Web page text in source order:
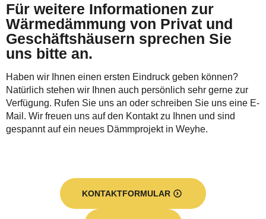
Für weitere Informationen zur
Wärmedämmung von Privat und
Geschäftshäusern sprechen Sie
uns bitte an.
Haben wir Ihnen einen ersten Eindruck geben können?
Natürlich stehen wir Ihnen auch persönlich sehr gerne zur
Verfügung. Rufen Sie uns an oder schreiben Sie uns eine E-
Mail. Wir freuen uns auf den Kontakt zu Ihnen und sind
gespannt auf ein neues Dämmprojekt in Weyhe.
KONTAKTFORMULAR